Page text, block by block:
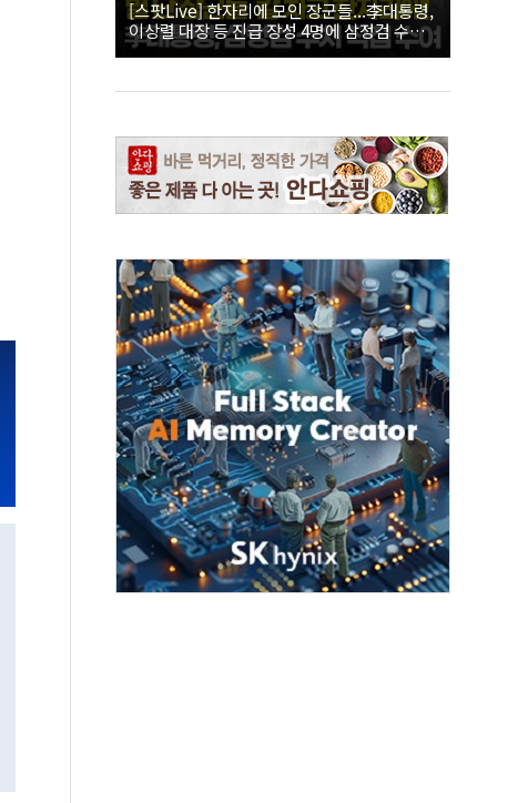
[스팟Live] 한자리에 모인 장군들...李대통령,
이상렬 대장 등 진급 장성 4명에 삼정검 수치
직접 수여｜26.08.07 장성 진급·삼정검 수치